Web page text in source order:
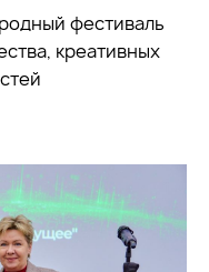
фестиваль
креативных